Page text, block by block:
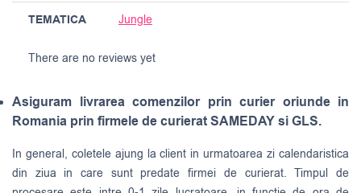
TEMATICA Jungle
There are no reviews yet
Asiguram livrarea comenzilor prin curier oriunde in
Romania prin firmele de curierat SAMEDAY si GLS.
In general, coletele ajung la client in urmatoarea zi calendaristica
din ziua in care sunt predate firmei de curierat. Timpul de